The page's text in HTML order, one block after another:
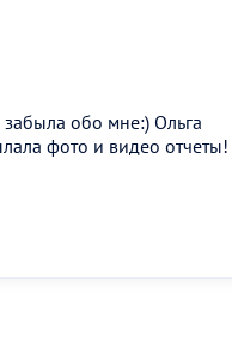
забыла обо мне:) Ольга
фото и видео отчеты!